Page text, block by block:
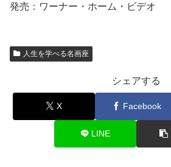
発売：ワーナー・ホーム・ビデオ
人生を学べる名画座
シェアする
X Facebook
LINE